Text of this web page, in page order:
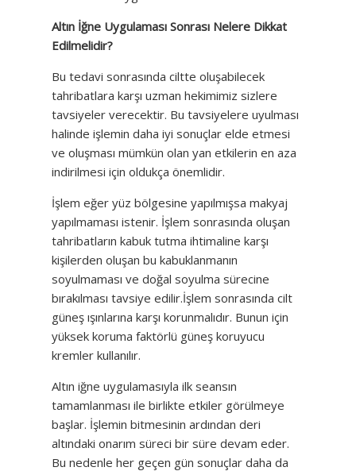
Altın İğne Uygulaması Sonrası Nelere Dikkat
Edilmelidir?
Bu tedavi sonrasında ciltte oluşabilecek
tahribatlara karşı uzman hekimimiz sizlere
tavsiyeler verecektir. Bu tavsiyelere uyulması
halinde işlemin daha iyi sonuçlar elde etmesi
ve oluşması mümkün olan yan etkilerin en aza
indirilmesi için oldukça önemlidir.
İşlem eğer yüz bölgesine yapılmışsa makyaj
yapılmaması istenir. İşlem sonrasında oluşan
tahribatların kabuk tutma ihtimaline karşı
kişilerden oluşan bu kabuklanmanın
soyulmaması ve doğal soyulma sürecine
bırakılması tavsiye edilir.İşlem sonrasında cilt
güneş ışınlarına karşı korunmalıdır. Bunun için
yüksek koruma faktörlü güneş koruyucu
kremler kullanılır.
Altın iğne uygulamasıyla ilk seansın
tamamlanması ile birlikte etkiler görülmeye
başlar. İşlemin bitmesinin ardından deri
altındaki onarım süreci bir süre devam eder.
Bu nedenle her geçen gün sonuçlar daha da